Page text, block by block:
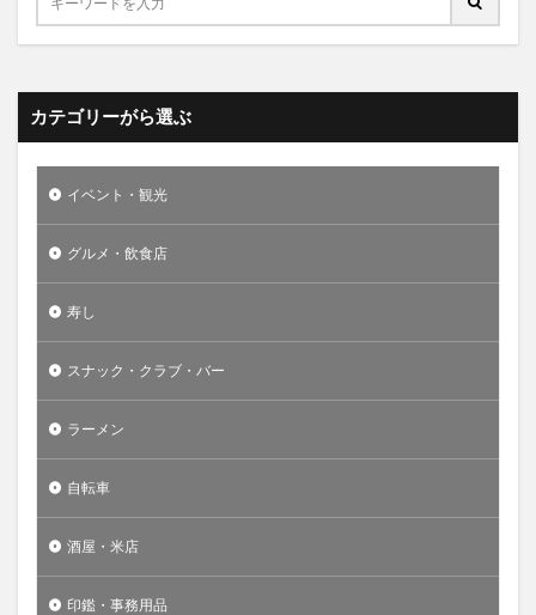
カテゴリーがら選ぶ
イベント・観光
グルメ・飲食店
寿し
スナック・クラブ・バー
ラーメン
自転車
酒屋・米店
印鑑・事務用品